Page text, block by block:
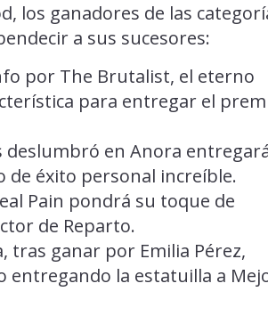
los ganadores de las
a sus sucesores:
por The Brutalist, el eterno
para entregar el
deslumbró en Anora
de éxito personal increíble.
Pain pondrá su toque de
de Reparto.
tras ganar por Emilia Pérez,
entregando la estatuilla a